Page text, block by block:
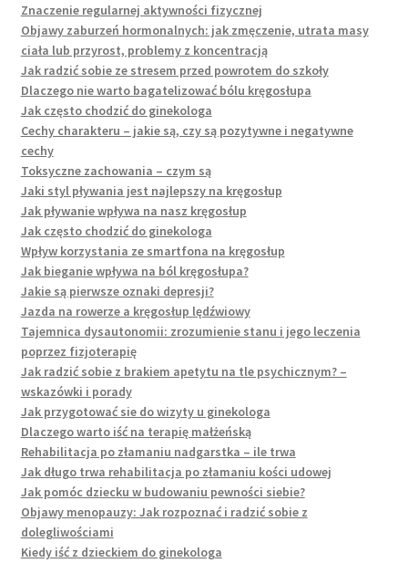
Znaczenie regularnej aktywności fizycznej
Objawy zaburzeń hormonalnych: jak zmęczenie, utrata masy
ciała lub przyrost, problemy z koncentracją
Jak radzić sobie ze stresem przed powrotem do szkoły
Dlaczego nie warto bagatelizować bólu kręgosłupa
Jak często chodzić do ginekologa
Cechy charakteru – jakie są, czy są pozytywne i negatywne
cechy
Toksyczne zachowania – czym są
Jaki styl pływania jest najlepszy na kręgosłup
Jak pływanie wpływa na nasz kręgosłup
Jak często chodzić do ginekologa
Wpływ korzystania ze smartfona na kręgosłup
Jak bieganie wpływa na ból kręgosłupa?
Jakie są pierwsze oznaki depresji?
Jazda na rowerze a kręgosłup lędźwiowy
Tajemnica dysautonomii: zrozumienie stanu i jego leczenia
poprzez fizjoterapię
Jak radzić sobie z brakiem apetytu na tle psychicznym? –
wskazówki i porady
Jak przygotować sie do wizyty u ginekologa
Dlaczego warto iść na terapię małżeńską
Rehabilitacja po złamaniu nadgarstka – ile trwa
Jak długo trwa rehabilitacja po złamaniu kości udowej
Jak pomóc dziecku w budowaniu pewności siebie?
Objawy menopauzy: Jak rozpoznać i radzić sobie z
dolegliwościami
Kiedy iść z dzieckiem do ginekologa